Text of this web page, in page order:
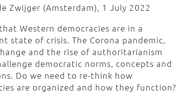
Zwijger (Amsterdam), 1 July 2022
Western democracies are in a
state of crisis. The Corona pandemic,
and the rise of authoritarianism
democratic norms, concepts and
Do we need to re-think how
are organized and how they function?